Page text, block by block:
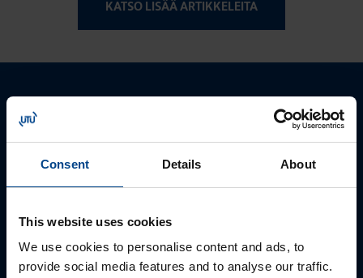
Consent Details About
This website uses cookies
We use cookies to personalise content and ads, to
provide social media features and to analyse our traffic.
KATSO LISÄÄ ARTIKKELEITA
Ota yhteyttä!
parhaan ratkaisun. Otathan yhteyttä puhelimitse,
sähköpostitse tai verkkolomakkeen kautta.